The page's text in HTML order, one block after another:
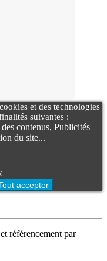
et des technologies
suivantes :
contenus, Publicités
du site...
accepter
et référencement par